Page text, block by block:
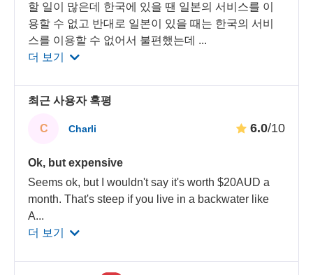
할 일이 많은데 한국에 있을 땐 일본의 서비스를 이
용할 수 없고 반대로 일본이 있을 때는 한국의 서비
스를 이용할 수 없어서 불편했는데 ...
더 보기
최근 사용자 혹평
C Charli 6.0/10
Ok, but expensive
Seems ok, but I wouldn't say it's worth $20AUD a
month. That's steep if you live in a backwater like
A...
더 보기